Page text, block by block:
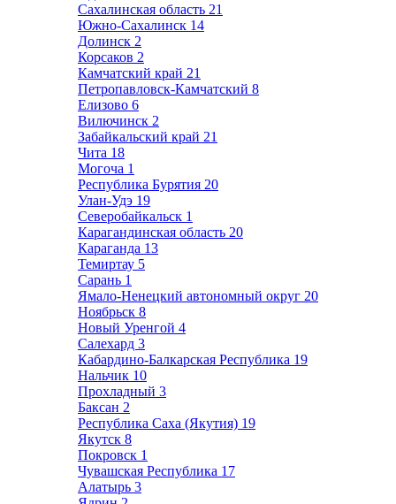
Сахалинская область 21
Южно-Сахалинск 14
Долинск 2
Корсаков 2
Камчатский край 21
Петропавловск-Камчатский 8
Елизово 6
Вилючинск 2
Забайкальский край 21
Чита 18
Могоча 1
Республика Бурятия 20
Улан-Удэ 19
Северобайкальск 1
Карагандинская область 20
Караганда 13
Темиртау 5
Сарань 1
Ямало-Ненецкий автономный округ 20
Ноябрьск 8
Новый Уренгой 4
Салехард 3
Кабардино-Балкарская Республика 19
Нальчик 10
Прохладный 3
Баксан 2
Республика Саха (Якутия) 19
Якутск 8
Покровск 1
Чувашская Республика 17
Алатырь 3